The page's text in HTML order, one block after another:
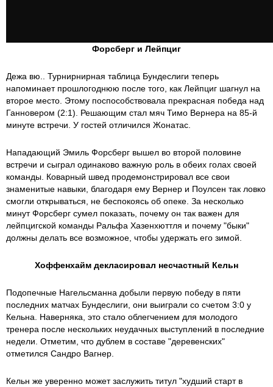
Форсберг и Лейпциг
Дежа вю.. Турнирнирная таблица Бундеслиги теперь
напоминает прошлогоднюю после того, как Лейпциг шагнул на
второе место. Этому поспособствовала прекрасная победа над
Ганновером (2:1). Решающим стал мяч Тимо Вернера на 85-й
минуте встречи. У гостей отличился Жонатас.
Нападающий Эмиль Форсберг вышел во второй половине
встречи и сыграл одинаково важную роль в обеих голах своей
команды. Коварный швед продемонстрировал все свои
знаменитые навыки, благодаря ему Вернер и Поулсен так ловко
смогли открываться, не беспокоясь об опеке. За несколько
минут Форсберг сумел показать, почему он так важен для
лейпцигской команды Ральфа Хазенхюттля и почему "быки"
должны делать все возможное, чтобы удержать его зимой.
Хоффенхайм декласировал несчастный Кельн
Подопечные Нагельсманна добыли первую победу в пяти
последних матчах Бундеслиги, они выиграли со счетом 3:0 у
Кельна. Наверняка, это стало облегчением для молодого
тренера после нескольких неудачных выступлений в последние
недели. Отметим, что дублем в составе "деревенских"
отметился Сандро Вагнер.
Кельн же уверенно может заслужить титул "худший старт в